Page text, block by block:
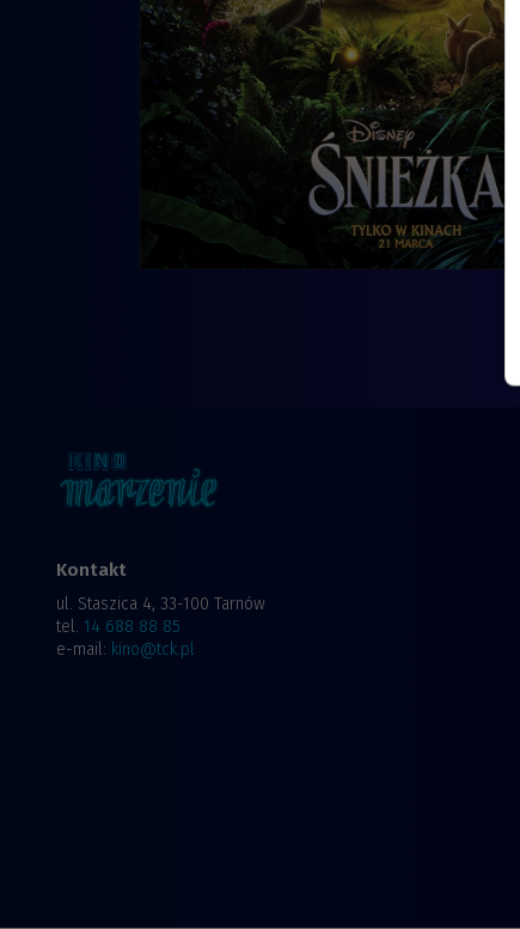
Kontakt
ul. Staszica 4, 33-100 Tarnów
tel. 14 688 88 85
e-mail: kino@tck.pl